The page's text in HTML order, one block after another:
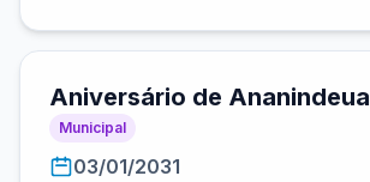
Aniversário de Ananindeua
Municipal
03/01/2031